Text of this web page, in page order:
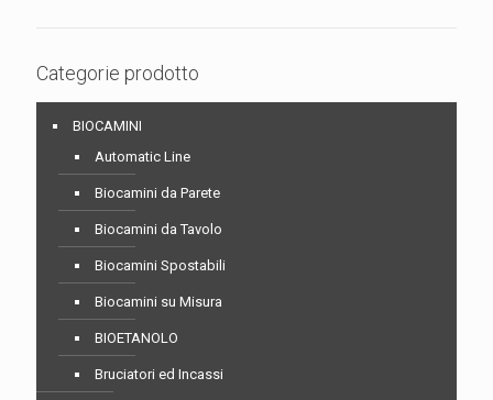
Categorie prodotto
BIOCAMINI
Automatic Line
Biocamini da Parete
Biocamini da Tavolo
Biocamini Spostabili
Biocamini su Misura
BIOETANOLO
Bruciatori ed Incassi